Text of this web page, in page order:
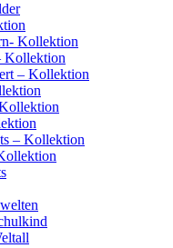
Kollektion
Kollektion
– Kollektion
– Kollektion